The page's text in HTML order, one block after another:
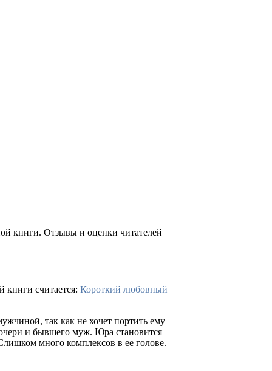
книги. Отзывы и оценки читателей
книги считается: Короткий любовный
так как не хочет портить ему
и бывшего муж. Юра становится
много комплексов в ее голове.